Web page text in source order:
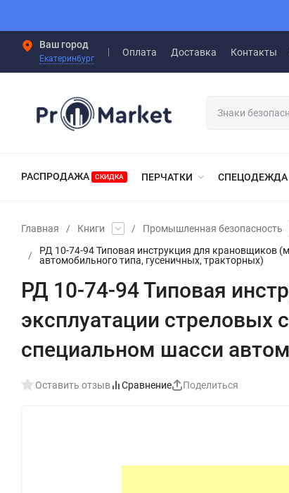
Ваш город
Екатеринбург
Оплата Доставка Контакты
РАСПРОДАЖА СКИДКА ПЕРЧАТКИ СПЕЦОДЕЖДА
Главная / Книги / Промышленная безопасность
/
РД 10-74-94 Типовая инструкция для крановщиков
автомобильного типа, гусеничных, тракторных)
РД 10-74-94 Типовая
эксплуатации
специальном шасси
Оставить отзыв Сравнение Поделиться